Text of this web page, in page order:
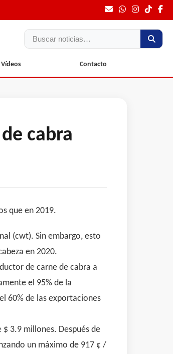
Buscar
Vídeos Contacto
cabra
que en 2019.
(cwt). Sin embargo, esto
en 2020.
de carne de cabra a
el 95% de la
60% de las exportaciones
3.9 millones. Después de
un máximo de 917 ¢ /